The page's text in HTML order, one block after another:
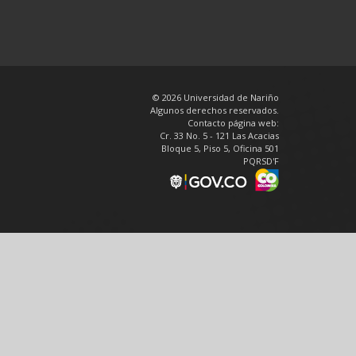
© 2026 Universidad de Nariño
Algunos derechos reservados.
Contacto página web:
Cr. 33 No. 5 - 121 Las Acacias
Bloque 5, Piso 5, Oficina 501
PQRSD'F